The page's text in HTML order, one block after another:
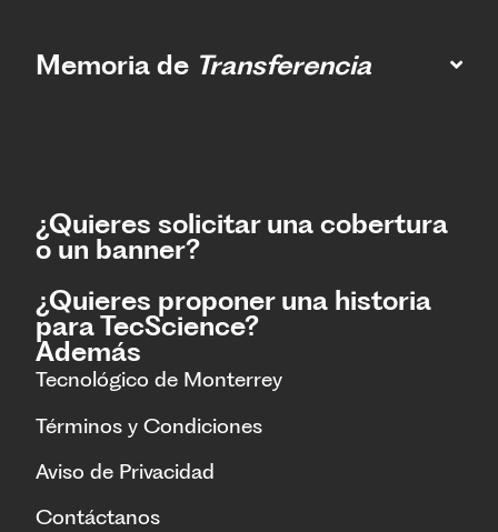
Memoria de Transferencia
¿Quieres solicitar una cobertura
o un banner?
¿Quieres proponer una historia
para TecScience?
Además
Tecnológico de Monterrey
Términos y Condiciones
Aviso de Privacidad
Contáctanos